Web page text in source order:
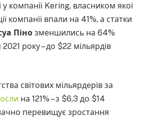
у компанії Kering, власником якої
компанії впали на 41%, а статки
Піно зменшились на 64%
року – до $22 мільярдів
світових мільярдерів за
на 121% – з $6,3 до $14
перевищує зростання